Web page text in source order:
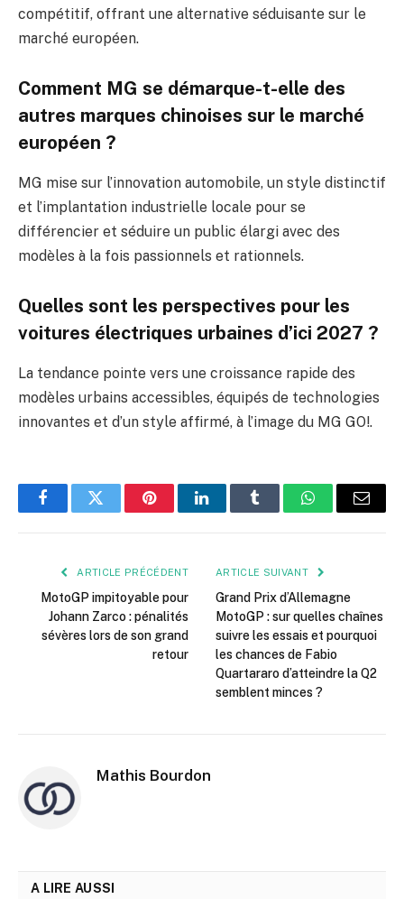
compétitif, offrant une alternative séduisante sur le
marché européen.
Comment MG se démarque-t-elle des
autres marques chinoises sur le marché
européen ?
MG mise sur l’innovation automobile, un style distinctif
et l’implantation industrielle locale pour se
différencier et séduire un public élargi avec des
modèles à la fois passionnels et rationnels.
Quelles sont les perspectives pour les
voitures électriques urbaines d’ici 2027 ?
La tendance pointe vers une croissance rapide des
modèles urbains accessibles, équipés de technologies
innovantes et d’un style affirmé, à l’image du MG GO!.
FacebookTwitter PinterestLinkedInTumblr WhatsApp
E-
ARTICLE PRÉCÉDENT
MotoGP impitoyable pour
Johann Zarco : pénalités
sévères lors de son grand
retour
ARTICLE SUIVANT
Grand Prix d’Allemagne
MotoGP : sur quelles chaînes
suivre les essais et pourquoi
les chances de Fabio
Quartararo d’atteindre la Q2
semblent minces ?
Mathis Bourdon
A LIRE AUSSI